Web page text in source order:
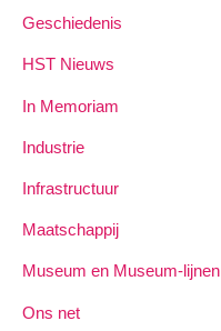
Geschiedenis
HST Nieuws
In Memoriam
Industrie
Infrastructuur
Maatschappij
Museum en Museum-lijnen
Ons net